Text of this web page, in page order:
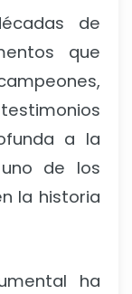
de
que
a la
de los
la historia
ha